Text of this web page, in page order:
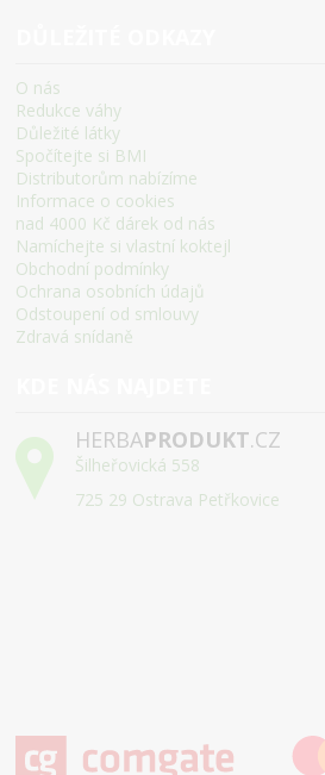
O nás
Redukce váhy
Důležité látky
Spočítejte si BMI
Distributorům nabízíme
Informace o cookies
nad 4000 Kč dárek od nás
Namíchejte si vlastní koktejl
Obchodní podmínky
Ochrana osobních údajů
Odstoupení od smlouvy
Zdravá snídaně
HERBAPRODUKT.CZ
Šilheřovická 558
725 29 Ostrava Petřkovice